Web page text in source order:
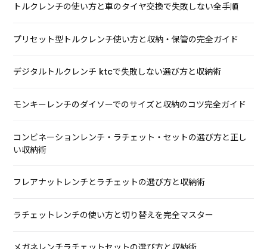
トルクレンチの使い方と車のタイヤ交換で失敗しない全手順
プリセット型トルクレンチ使い方と収納・保管の完全ガイド
デジタルトルクレンチ ktcで失敗しない選び方と収納術
モンキーレンチのダイソーでのサイズと収納のコツ完全ガイド
コンビネーションレンチ・ラチェット・セットの選び方と正し
い収納術
フレアナットレンチとラチェットの選び方と収納術
ラチェットレンチの使い方と切り替えを完全マスター